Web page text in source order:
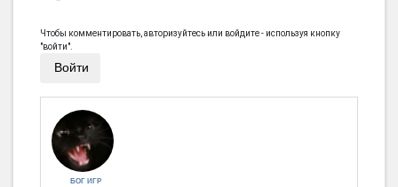
Чтобы комментировать, авторизуйтесь или войдите - используя кнопку
"войти".
Войти
БОГ ИГР